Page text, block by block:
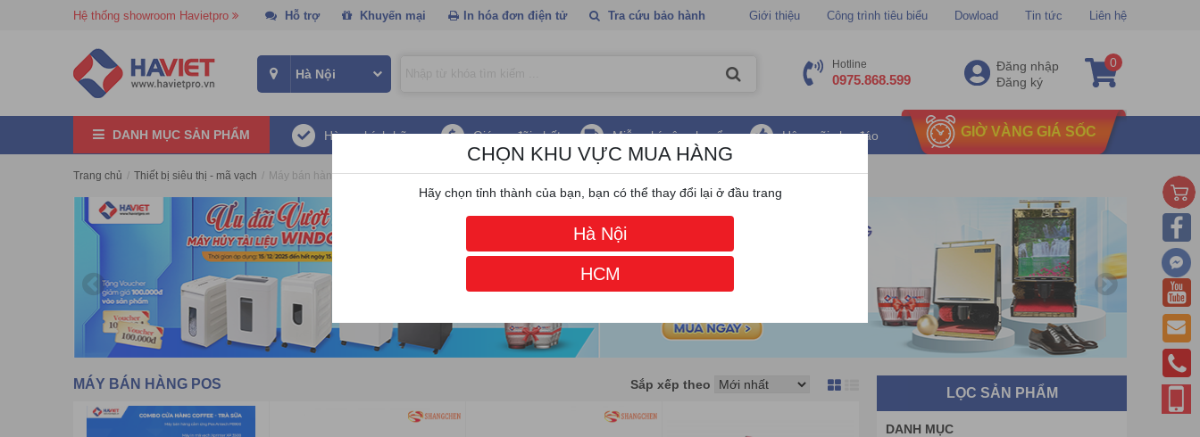
Hệ thống showroom Havietpro Hỗ trợ Khuyến mại In hóa đơn điện tử Tra cứu bảo hành Giới thiệu Công trình tiêu biểu Dowload Tin tức Liên hệ
Hotline
0975.868.599
Đăng nhập
Đăng ký
0
DANH MỤC SẢN PHẨM Hàng chính hãng Giá ưu đãi nhất Miễn phí vận chuyển Hậu mãi chu đáo GIỜ VÀNG GIÁ SỐC
Trang chủ / Thiết bị siêu thị - mã vạch / Máy bán hàng POS
MÁY BÁN HÀNG POS Sắp xếp theo
LỌC SẢN PHẨM
DANH MỤC
CHỌN KHU VỰC MUA HÀNG
Hãy chọn tỉnh thành của bạn, bạn có thể thay đổi lại ở đầu trang
Hà Nội
HCM